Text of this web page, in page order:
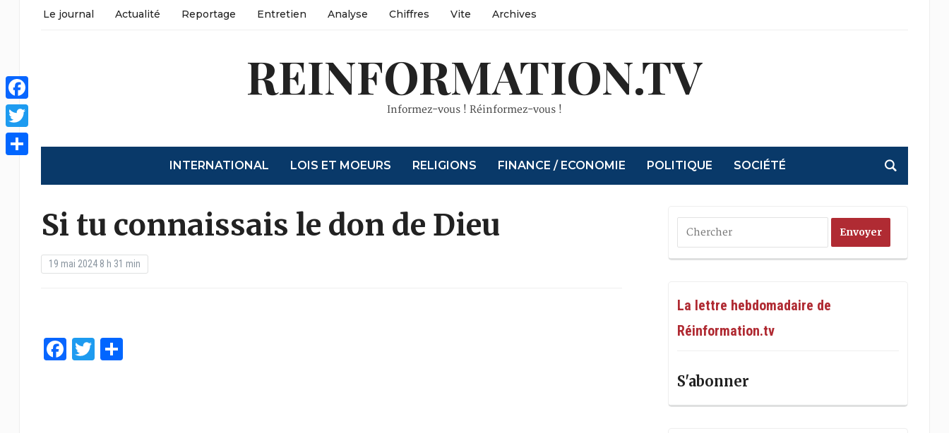
Le journal Actualité Reportage Entretien Analyse Chiffres Vite Archives
REINFORMATION.TV
Informez-vous ! Réinformez-vous !
INTERNATIONAL LOIS ET MOEURS RELIGIONS FINANCE / ECONOMIE POLITIQUE SOCIÉTÉ
Si tu connaissais le don de Dieu
19 mai 2024 8 h 31 min
Facebook
Twitter
Share
La lettre hebdomadaire de
Réinformation.tv
S'abonner
Facebook
Twitter